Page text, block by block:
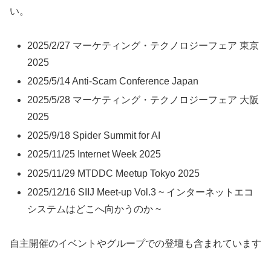
い。
2025/2/27 マーケティング・テクノロジーフェア 東京
2025
2025/5/14 Anti-Scam Conference Japan
2025/5/28 マーケティング・テクノロジーフェア 大阪
2025
2025/9/18 Spider Summit for AI
2025/11/25 Internet Week 2025
2025/11/29 MTDDC Meetup Tokyo 2025
2025/12/16 SIIJ Meet-up Vol.3 ~ インターネットエコ
システムはどこへ向かうのか ~
自主開催のイベントやグループでの登壇も含まれています